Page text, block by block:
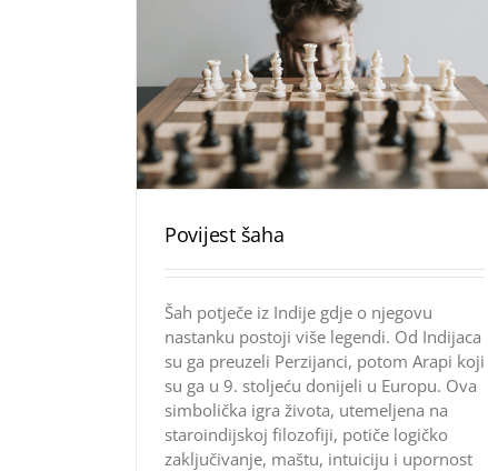
Povijest šaha
Šah potječe iz Indije gdje o njegovu
nastanku postoji više legendi. Od Indijaca
su ga preuzeli Perzijanci, potom Arapi koji
su ga u 9. stoljeću donijeli u Europu. Ova
simbolička igra života, utemeljena na
staroindijskoj filozofiji, potiče logičko
zaključivanje, maštu, intuiciju i upornost